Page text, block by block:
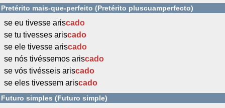
Pretérito mais-que-perfeito (Pretérito pluscuamperfecto)
se eu tivesse ariscado
se tu tivesses ariscado
se ele tivesse ariscado
se nós tivéssemos ariscado
se vós tivésseis ariscado
se eles tivessem ariscado
Futuro simples (Futuro simple)